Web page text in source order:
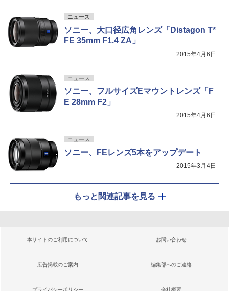
ニュース
ソニー、大口径広角レンズ「Distagon T*
FE 35mm F1.4 ZA」
2015年4月6日
ニュース
ソニー、フルサイズEマウントレンズ「F
E 28mm F2」
2015年4月6日
ニュース
ソニー、FEレンズ5本をアップデート
2015年3月4日
もっと関連記事を見る
本サイトのご利用について お問い合わせ
広告掲載のご案内 編集部へのご連絡
プライバシーポリシー 会社概要